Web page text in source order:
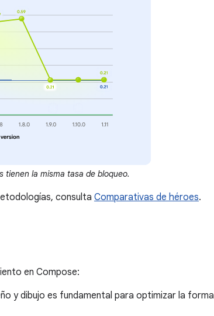
tienen la misma tasa de bloqueo.
consulta Comparativas de héroes.
en Compose:
y dibujo es fundamental para optimizar la forma